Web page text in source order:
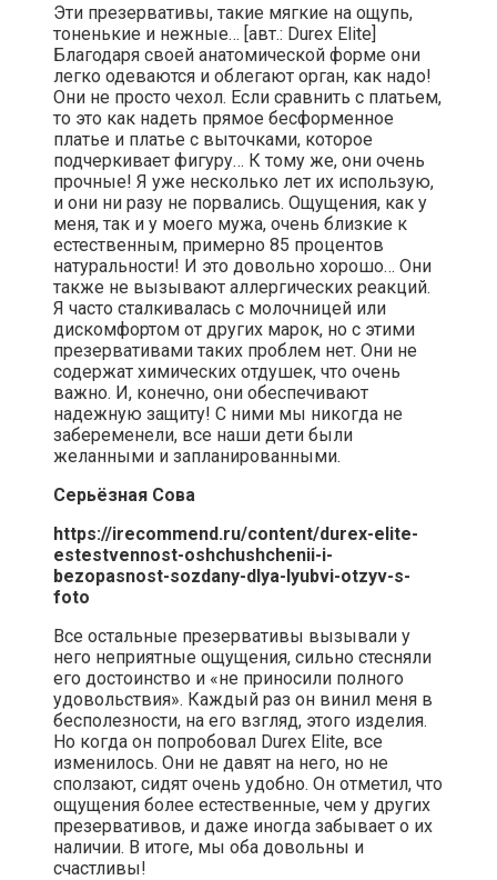
Эти презервативы, такие мягкие на ощупь,
тоненькие и нежные… [авт.: Durex Elite]
Благодаря своей анатомической форме они
легко одеваются и облегают орган, как надо!
Они не просто чехол. Если сравнить с платьем,
то это как надеть прямое бесформенное
платье и платье с выточками, которое
подчеркивает фигуру… К тому же, они очень
прочные! Я уже несколько лет их использую,
и они ни разу не порвались. Ощущения, как у
меня, так и у моего мужа, очень близкие к
естественным, примерно 85 процентов
натуральности! И это довольно хорошо… Они
также не вызывают аллергических реакций.
Я часто сталкивалась с молочницей или
дискомфортом от других марок, но с этими
презервативами таких проблем нет. Они не
содержат химических отдушек, что очень
важно. И, конечно, они обеспечивают
надежную защиту! С ними мы никогда не
забеременели, все наши дети были
желанными и запланированными.
Серьёзная Сова
https://irecommend.ru/content/durex-elite-
estestvennost-oshchushchenii-i-
bezopasnost-sozdany-dlya-lyubvi-otzyv-s-
foto
Все остальные презервативы вызывали у
него неприятные ощущения, сильно стесняли
его достоинство и «не приносили полного
удовольствия». Каждый раз он винил меня в
бесполезности, на его взгляд, этого изделия.
Но когда он попробовал Durex Elite, все
изменилось. Они не давят на него, но не
сползают, сидят очень удобно. Он отметил, что
ощущения более естественные, чем у других
презервативов, и даже иногда забывает о их
наличии. В итоге, мы оба довольны и
счастливы!